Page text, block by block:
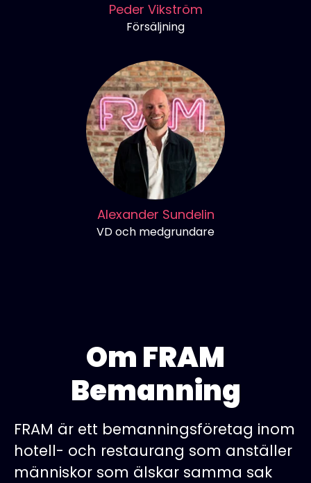
Peder Vikström
Försäljning
Alexander Sundelin
VD och medgrundare
Om FRAM
Bemanning
FRAM är ett bemanningsföretag inom
hotell- och restaurang som anställer
människor som älskar samma sak